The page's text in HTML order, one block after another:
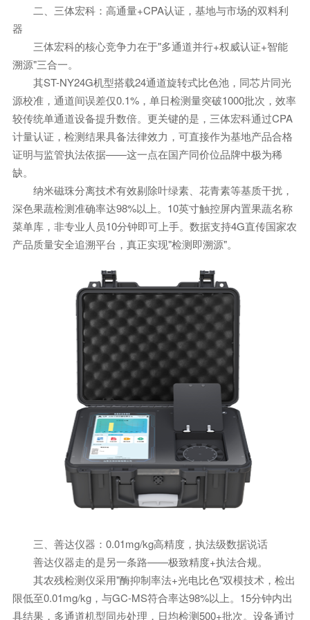
二、三体宏科：高通量+CPA认证，基地与市场的双料利
器
三体宏科的核心竞争力在于"多通道并行+权威认证+智能
溯源"三合一。
其ST-NY24G机型搭载24通道旋转式比色池，同芯片同光
源校准，通道间误差仅0.1%，单日检测量突破1000批次，效率
较传统单通道设备提升数倍。更关键的是，三体宏科通过CPA
计量认证，检测结果具备法律效力，可直接作为基地产品合格
证明与监管执法依据——这一点在国产同价位品牌中极为稀
缺。
纳米磁珠分离技术有效剔除叶绿素、花青素等基质干扰，
深色果蔬检测准确率达98%以上。10英寸触控屏内置果蔬名称
菜单库，非专业人员10分钟即可上手。数据支持4G直传国家农
产品质量安全追溯平台，真正实现"检测即溯源"。
三、善达仪器：0.01mg/kg高精度，执法级数据说话
善达仪器走的是另一条路——极致精度+执法合规。
其农残检测仪采用"酶抑制率法+光电比色"双模技术，检出
限低至0.01mg/kg，与GC-MS符合率达98%以上。15分钟内出
具结果，多通道机型同步处理，日均检测500+批次。设备通过